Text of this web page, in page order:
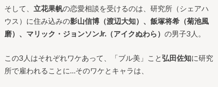
そして、 立花果帆の恋愛相談を受けるのは、研究所（シェアハ
ウス）に住み込みの影山信博（渡辺大知）、飯塚将希（菊池風
磨）、マリック・ジョンソンJr.（アイクぬわら） の男子3人。
この3人はそれぞれワケあって、「ブル美」こと弘田佐知に研究
所で雇われることに…そのワケとキャラは、